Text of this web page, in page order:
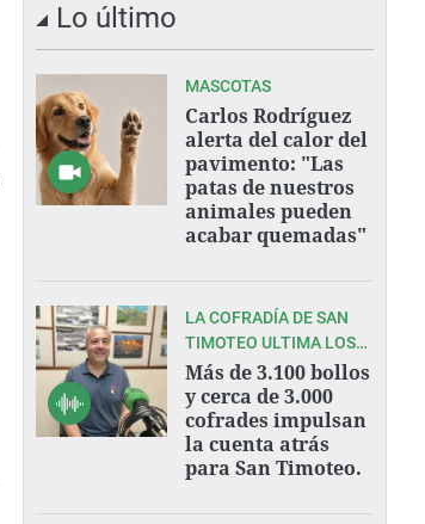
Lo último
MASCOTAS
Carlos Rodríguez
alerta del calor del
pavimento: "Las
patas de nuestros
animales pueden
acabar quemadas"
LA COFRADÍA DE SAN
TIMOTEO ULTIMA LOS
PREPARATIVOS DE UNA
DE LAS GRANDES
FIESTAS DEL VERANO
ASTURIANO.
Más de 3.100 bollos
y cerca de 3.000
cofrades impulsan
la cuenta atrás
para San Timoteo.